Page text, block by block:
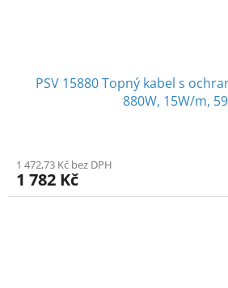
PSV 15880 Topný kabel s
880W, 15W/m,
1 472,73 Kč bez DPH
1 782 Kč